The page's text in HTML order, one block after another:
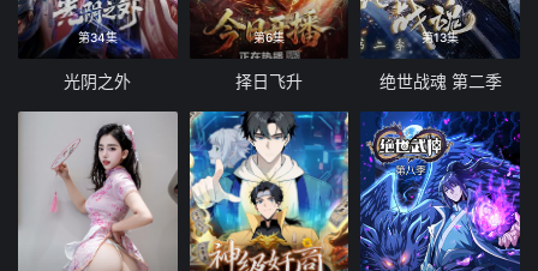
第34集
光阴之外
第6集
择日飞升
第13集
绝世战魂 第二季